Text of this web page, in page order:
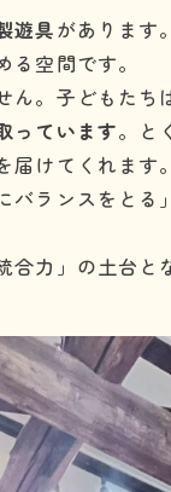
遊具があります
空間です。
。子どもたち
っています。と
けてくれます。
ランスをと
力」の土台と